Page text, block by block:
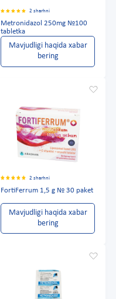
2 sharhni
Metronidazol 250mg №100
tabletka
Mavjudligi haqida xabar
bering
2 sharhni
FortiFerrum 1,5 g № 30 paket
Mavjudligi haqida xabar
bering